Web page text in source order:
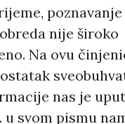
poznavanje
nije široko
Na ovu
nas je
u svom pismu